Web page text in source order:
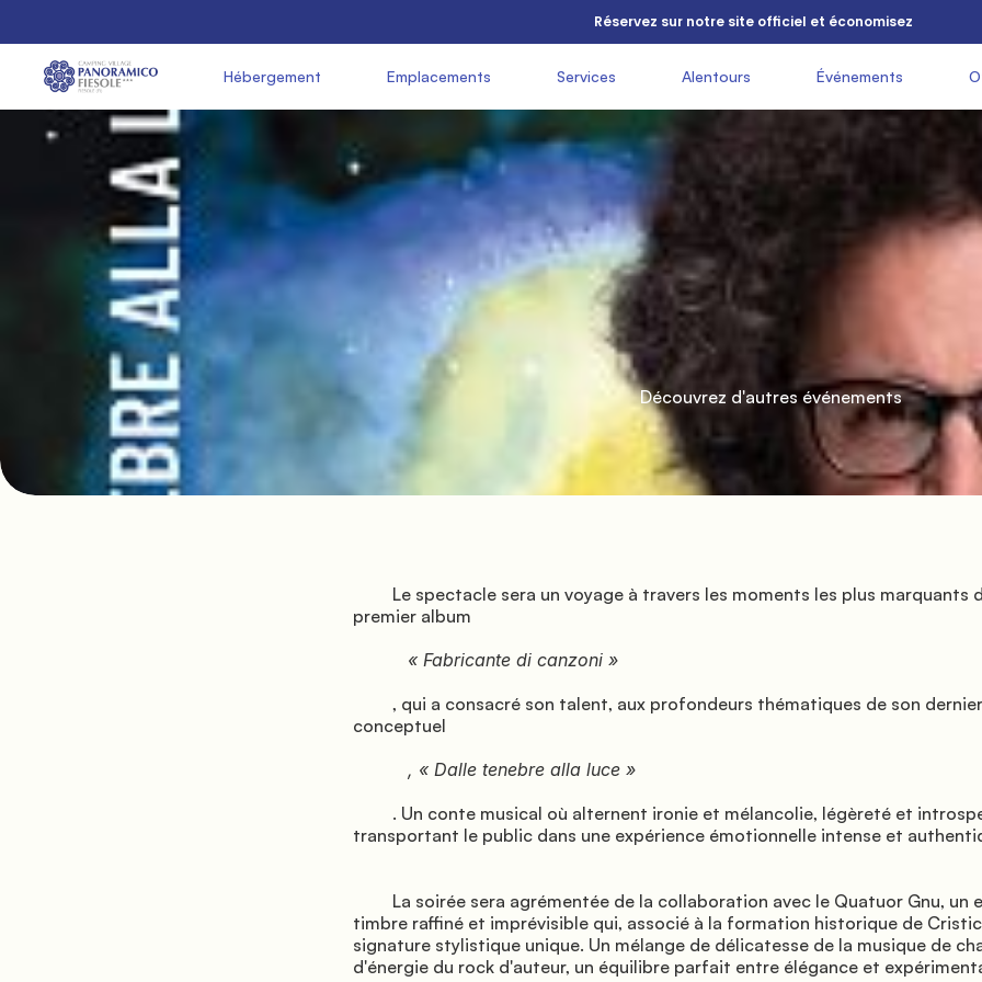
          Réservez sur notre site officiel et économisez
               Hébergement
               Emplacements
               Services
               Alentours
               Événements
          Théâtre
          romain
Fiesole
          Découvrez d'autres événements
premier album
conceptuel
transportant le public dans une expérience émotionnelle intense et
timbre raffiné et imprévisible qui, associé à la formation historique de
signature stylistique unique. Un mélange de délicatesse de la musique de
d'énergie du rock d'auteur, un équilibre parfait entre élégance et